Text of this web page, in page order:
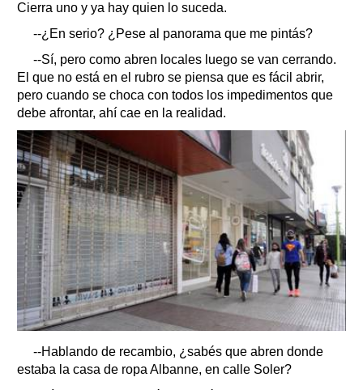
Cierra uno y ya hay quien lo suceda.
--¿En serio? ¿Pese al panorama que me pintás?
--Sí, pero como abren locales luego se van cerrando.
El que no está en el rubro se piensa que es fácil abrir,
pero cuando se choca con todos los impedimentos que
debe afrontar, ahí cae en la realidad.
--Hablando de recambio, ¿sabés que abren donde
estaba la casa de ropa Albanne, en calle Soler?